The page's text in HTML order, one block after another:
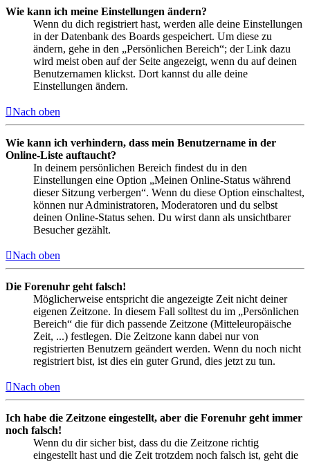
Wie kann ich meine Einstellungen ändern?
Wenn du dich registriert hast, werden alle deine Einstellungen
in der Datenbank des Boards gespeichert. Um diese zu
ändern, gehe in den „Persönlichen Bereich“; der Link dazu
wird meist oben auf der Seite angezeigt, wenn du auf deinen
Benutzernamen klickst. Dort kannst du alle deine
Einstellungen ändern.
Nach oben
Wie kann ich verhindern, dass mein Benutzername in der
Online-Liste auftaucht?
In deinem persönlichen Bereich findest du in den
Einstellungen eine Option „Meinen Online-Status während
dieser Sitzung verbergen“. Wenn du diese Option einschaltest,
können nur Administratoren, Moderatoren und du selbst
deinen Online-Status sehen. Du wirst dann als unsichtbarer
Besucher gezählt.
Nach oben
Die Forenuhr geht falsch!
Möglicherweise entspricht die angezeigte Zeit nicht deiner
eigenen Zeitzone. In diesem Fall solltest du im „Persönlichen
Bereich“ die für dich passende Zeitzone (Mitteleuropäische
Zeit, ...) festlegen. Die Zeitzone kann dabei nur von
registrierten Benutzern geändert werden. Wenn du noch nicht
registriert bist, ist dies ein guter Grund, dies jetzt zu tun.
Nach oben
Ich habe die Zeitzone eingestellt, aber die Forenuhr geht immer
noch falsch!
Wenn du dir sicher bist, dass du die Zeitzone richtig
eingestellt hast und die Zeit trotzdem noch falsch ist, geht die